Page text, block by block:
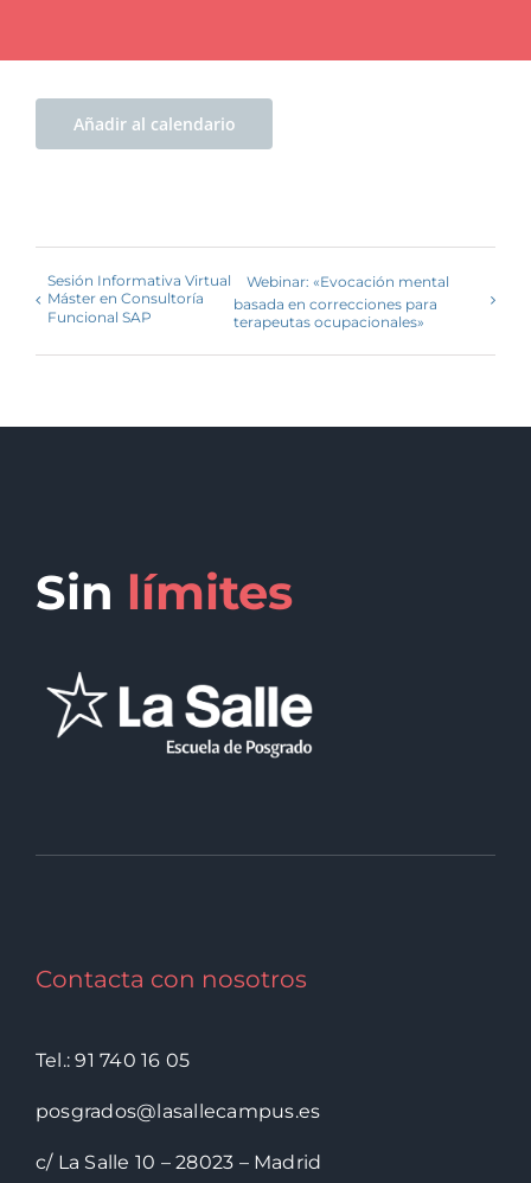
Añadir al calendario
Sesión Informativa Virtual
Máster en Consultoría
Funcional SAP
Webinar: «Evocación mental
basada en correcciones para
terapeutas ocupacionales»
Sin límites
Contacta con nosotros
Tel.: 91 740 16 05
posgrados@lasallecampus.es
c/ La Salle 10 – 28023 – Madrid